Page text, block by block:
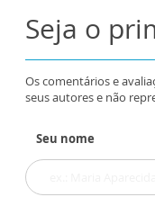
Seja o
Os comentários e
seus autores e não
Seu nome